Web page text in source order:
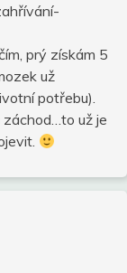
prý získám 5
už
potřebu).
už je